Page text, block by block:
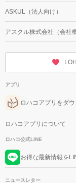
ASKUL（法人向け）
アスクル株式会社（会社
アプリ
ロハコアプリをダ
ロハコアプリについて
ロハコ公式LINE
お得な最新情報を
ニュースレター